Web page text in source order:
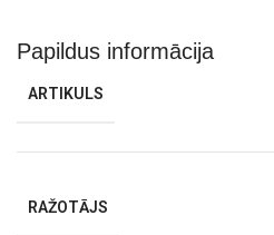
Materiāls: 100% poliesters, svars:
Paredzēta bērniem no 0 mēnešiem
Papildus informācija
ARTIKULS
RAŽOTĀJS